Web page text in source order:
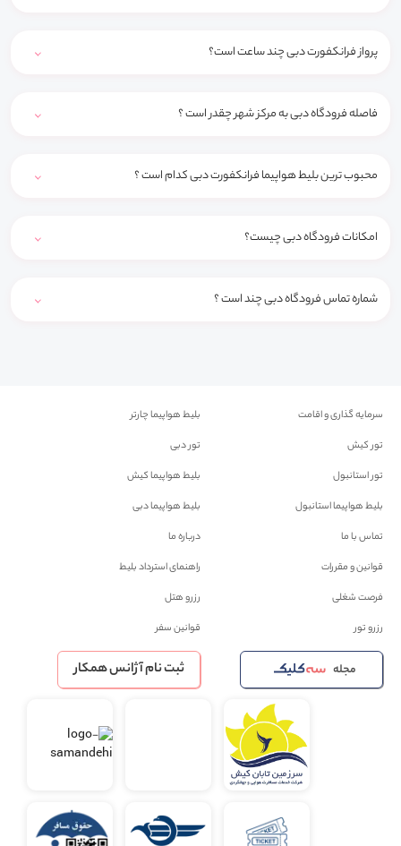
پرواز فرانکفورت دبی چند ساعت است؟
فاصله فرودگاه دبی به مرکز شهر چقدر است ؟
محبوب ترین بلیط هواپیما فرانکفورت دبی کدام است ؟
امکانات فرودگاه دبی چیست؟
شماره تماس فرودگاه دبی چند است ؟
سرمایه گذاری و اقامت
بلیط هواپیما چارتر
تور کیش
تور دبی
تور استانبول
بلیط هواپیما کیش
بلیط هواپیما استانبول
بلیط هواپیما دبی
تماس با ما
درباره ما
قوانین و مقررات
راهنمای استرداد بلیط
فرصت شغلی
رزرو هتل
رزرو تور
قوانین سفر
مجله ثبت نام آژانس همکار